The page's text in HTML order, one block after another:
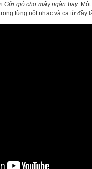
Gửi gió cho mây ngàn bay.
từng nốt nhạc và ca từ đầy